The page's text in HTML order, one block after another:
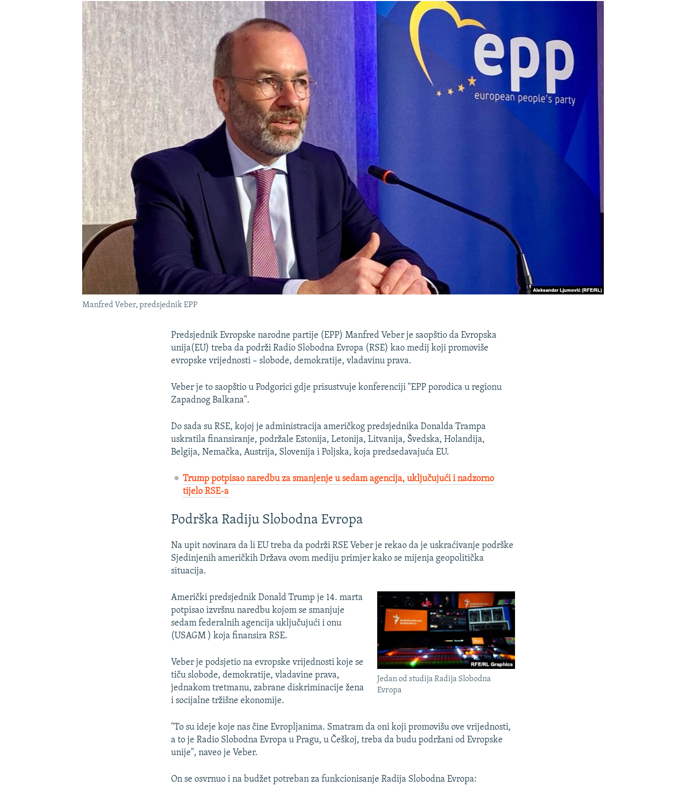
GENOCID U SREBRENICI
POPLAVE I KLIZIŠTA U BIH 2024.
TRI DECENIJE OD RATA U BIH
NASTANAK I RASPAD JUGOSLAVIJE
Manfred Veber, predsjednik EPP
Predsjednik Evropske narodne partije (EPP) Manfred Veber je saopštio da Evropska
unija(EU) treba da podrži Radio Slobodna Evropa (RSE) kao medij koji promoviše
evropske vrijednosti – slobode, demokratije, vladavinu prava.
Veber je to saopštio u Podgorici gdje prisustvuje konferenciji "EPP porodica u regionu
Zapadnog Balkana".
Do sada su RSE, kojoj je administracija američkog predsjednika Donalda Trampa
uskratila finansiranje, podržale Estonija, Letonija, Litvanija, Švedska, Holandija,
Belgija, Nemačka, Austrija, Slovenija i Poljska, koja predsedavajuća EU.
Trump potpisao naredbu za smanjenje u sedam agencija, uključujući i nadzorno
tijelo RSE-a
Podrška Radiju Slobodna Evropa
Na upit novinara da li EU treba da podrži RSE Veber je rekao da je uskraćivanje podrške
Sjedinjenih američkih Država ovom mediju primjer kako se mijenja geopolitička
situacija.
Jedan od studija Radija Slobodna
Evropa
Američki predsjednik Donald Trump je 14. marta
potpisao izvršnu naredbu kojom se smanjuje
sedam federalnih agencija uključujući i onu
(USAGM ) koja finansira RSE.
Veber je podsjetio na evropske vrijednosti koje se
tiču slobode, demokratije, vladavine prava,
jednakom tretmanu, zabrane diskriminacije žena
i socijalne tržišne ekonomije.
"To su ideje koje nas čine Evropljanima. Smatram da oni koji promovišu ove vrijednosti,
a to je Radio Slobodna Evropa u Pragu, u Češkoj, treba da budu podržani od Evropske
unije", naveo je Veber.
On se osvrnuo i na budžet potreban za funkcionisanje Radija Slobodna Evropa: